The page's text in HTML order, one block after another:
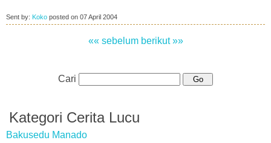
Sent by: Koko posted on 07 April 2004
«« sebelum berikut »»
Cari
Kategori Cerita Lucu
Bakusedu Manado